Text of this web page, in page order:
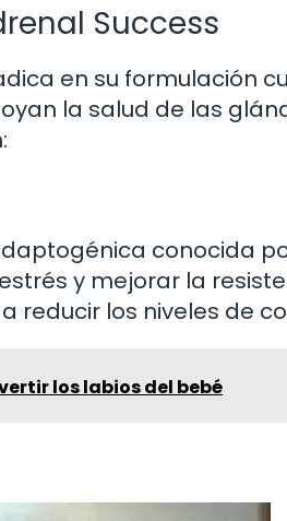
Success
en su formulación
la salud de las
conocida
y mejorar la
reducir los niveles de
los labios del bebé